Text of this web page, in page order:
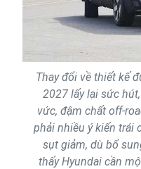
Thay đổi về thiết kế
2027 lấy lại sức
vức, đậm chất off-
phải nhiều ý kiến trái
sụt giảm, dù bổ
thấy Hyundai cần